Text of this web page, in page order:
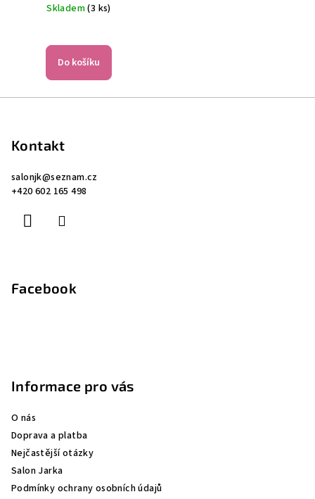
Skladem(3 ks)
Do košíku
Kontakt
salonjk@seznam.cz
+420 602 165 498
Facebook
Informace pro vás
O nás
Doprava a platba
Nejčastější otázky
Salon Jarka
Podmínky ochrany osobních údajů